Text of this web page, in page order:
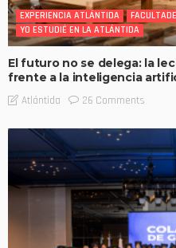
EXPERIENCIA ATLÁNTIDA
YO ESTUDIÉ EN LA ATLÁNTIDA
El futuro no se delega: la
frente a la inteligencia
Atlántida 26 Comments